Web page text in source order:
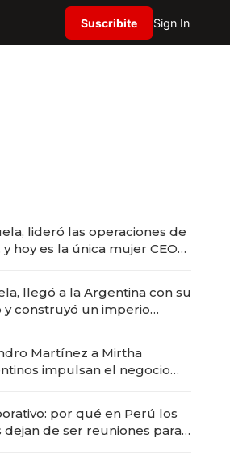
Suscribite Sign In
lideró las operaciones de
y hoy es la única mujer CEO
llegó a la Argentina con su
construyó un imperio
Martínez a Mirtha
impulsan el negocio
por qué en Perú los
dejan de ser reuniones para